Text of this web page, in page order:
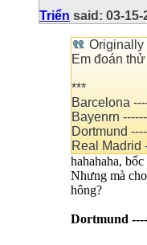
Triển said: 03-15-
Originally
Em đoán
***
Barcelona
Bayenrn
Dortmund
Real Madrid
hahahaha,
Nhưng mà
hông?
Dortmund